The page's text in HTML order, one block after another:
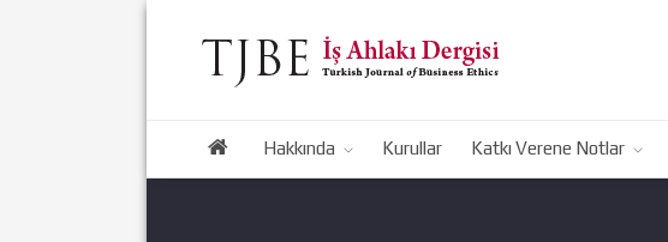
Hakkında Kurullar Katkı Verene Notlar